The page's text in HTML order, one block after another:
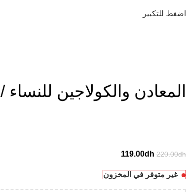
اضغط للتكبير
المعادن والكولاجين للنساء / Minéraux et collagènes pour femmes
220.00dh
119.00dh
غير متوفر في المخزون